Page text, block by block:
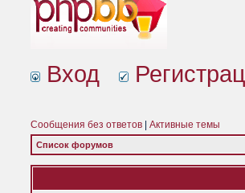
Вход
Сообщения без ответов Активные темы
Список форумов